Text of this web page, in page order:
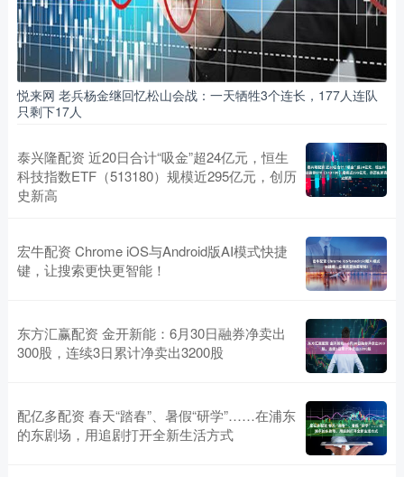
悦来网 老兵杨金继回忆松山会战：一天牺牲3个连长，177人连队
只剩下17人
泰兴隆配资 近20日合计“吸金”超24亿元，恒生
科技指数ETF（513180）规模近295亿元，创历
史新高
宏牛配资 Chrome iOS与Android版AI模式快捷
键，让搜索更快更智能！
东方汇赢配资 金开新能：6月30日融券净卖出
300股，连续3日累计净卖出3200股
配亿多配资 春天“踏春”、暑假“研学”……在浦东
的东剧场，用追剧打开全新生活方式